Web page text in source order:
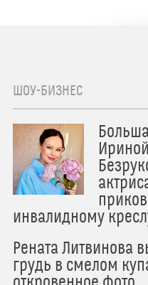
ШОУ-БИЗНЕС
Ириной
инвалидному
Рената Литвинова
грудь в смелом